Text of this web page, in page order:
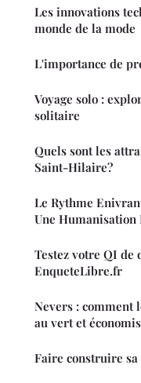
Les innovations
monde de la mode
L'importance de
Voyage solo :
solitaire
Quels sont les
Saint-Hilaire?
Le Rythme
Une Humanisation
Testez votre QI de
EnqueteLibre.fr
Nevers : comment
au vert et
Faire construire sa